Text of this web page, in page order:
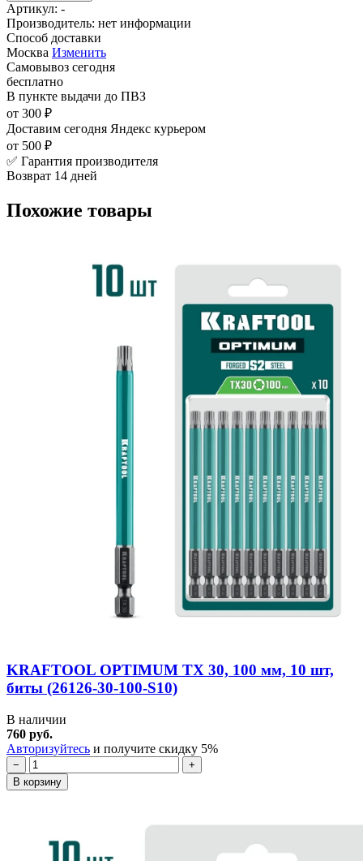
Артикул: -
Производитель: нет информации
Способ доставки
Москва Изменить
Самовывоз сегодня
бесплатно
В пункте выдачи до ПВЗ
от 300 ₽
Доставим сегодня Яндекс курьером
от 500 ₽
✅ Гарантия производителя
Возврат 14 дней
Похожие товары
KRAFTOOL OPTIMUM TX 30, 100 мм, 10 шт,
биты (26126-30-100-S10)
В наличии
760 руб.
Авторизуйтесь и получите скидку 5%
−
+
В корзину